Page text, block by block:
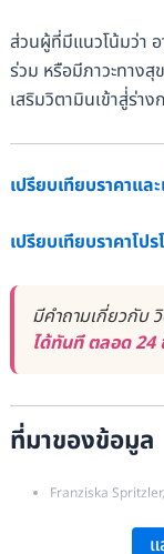
ส่วนผู้ที่มีแนวโน้มว่า
ร่วม หรือมีภาวะทาง
เสริมวิตามินเข้าสู่่ร่า
เปรียบเทียบราคาแล
เปรียบเทียบราคาโป
มีคำถามเกี่ยวกับ
ได้ทันที ตลอด 24
ที่มาของข้อมูล
Franziska